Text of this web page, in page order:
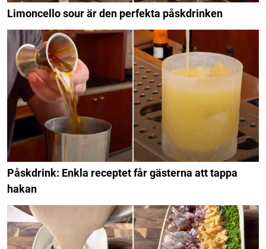
Limoncello sour är den perfekta påskdrinken
Påskdrink: Enkla receptet får gästerna att tappa
hakan